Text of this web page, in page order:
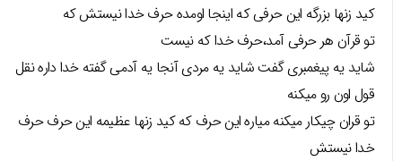
کید زنها بزرگه این حرفی که اینجا اومده حرف خدا نیستش که
تو قرآن هر حرفی آمد،حرف خدا که نیست
شاید یه پیغمبری گفت شاید یه مردی آنجا یه آدمی گفته خدا داره نقل
قول اون رو میکنه
تو قران چیکار میکنه میاره این حرف که کید زنها عظیمه این حرف حرف
خدا نیستش